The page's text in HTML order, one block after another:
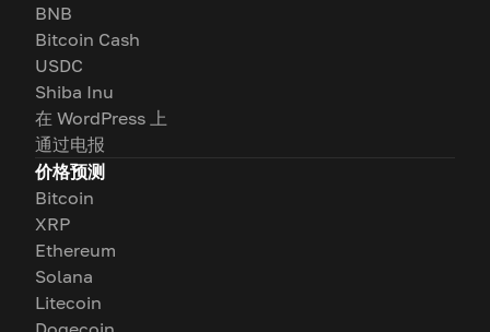
BNB
Bitcoin Cash
USDC
Shiba Inu
在 WordPress 上
通过电报
价格预测
Bitcoin
XRP
Ethereum
Solana
Litecoin